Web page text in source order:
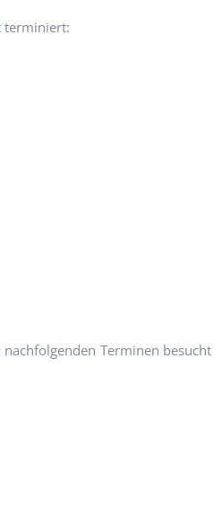
terminiert:
Terminen besucht